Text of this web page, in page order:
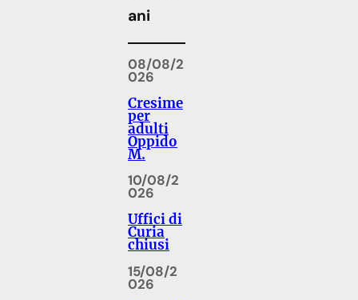
ani
08/08/2
026
Cresime
per
adulti
Oppido
M.
10/08/2
026
Uffici di
Curia
chiusi
15/08/2
026